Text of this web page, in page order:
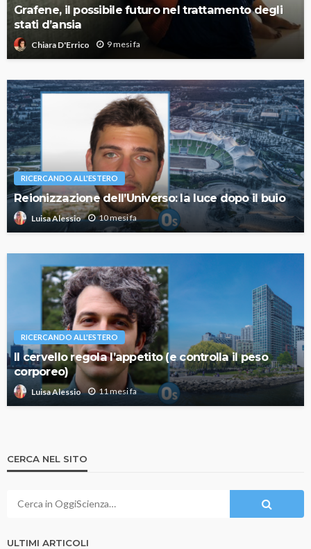
Grafene, il possibile futuro nel trattamento degli
stati d’ansia
Chiara D'Errico 9 mesi fa
RICERCANDO ALL'ESTERO
Reionizzazione dell’Universo: la luce dopo il buio
Luisa Alessio 10 mesi fa
RICERCANDO ALL'ESTERO
Il cervello regola l’appetito (e controlla il peso
corporeo)
Luisa Alessio 11 mesi fa
CERCA NEL SITO
ULTIMI ARTICOLI